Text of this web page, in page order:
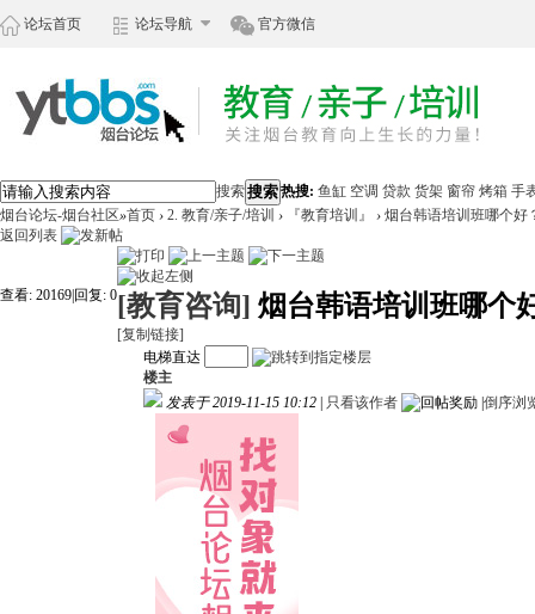
论坛首页 论坛导航 官方微信
搜索搜索热搜: 鱼缸 空调 贷款 货架 窗帘 烤箱 手
烟台论坛-烟台社区»首页 › 2. 教育/亲子/培训 › 『教育培训』 › 烟台韩语培训班哪个好
返回列表
查看: 20169 回复: 0[教育咨询] 烟台韩语培训班哪个
[复制链接]
电梯直达
楼主
发表于 2019-11-15 10:12
只看该作者 倒序浏